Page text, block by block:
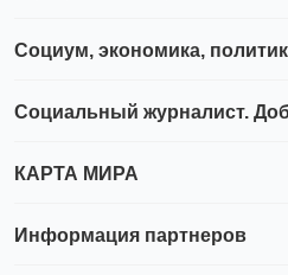
Социум, экономика,
Социальный журналист.
КАРТА МИРА
Информация партнеров